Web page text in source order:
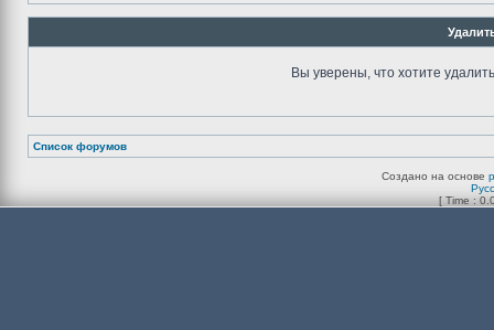
Вы уверены, что хотите
Список форумов
Создано на основе
[ Time :